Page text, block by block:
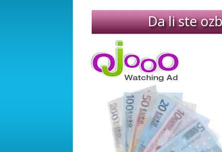
Dodatni prihod od kuće rad
SolarStrips - hrvatski
hrvatski - Instantly Ageless Jeunesse
Forex trading: hrvatski
Earn on Cannabis plants: hrvatski
Da li ste